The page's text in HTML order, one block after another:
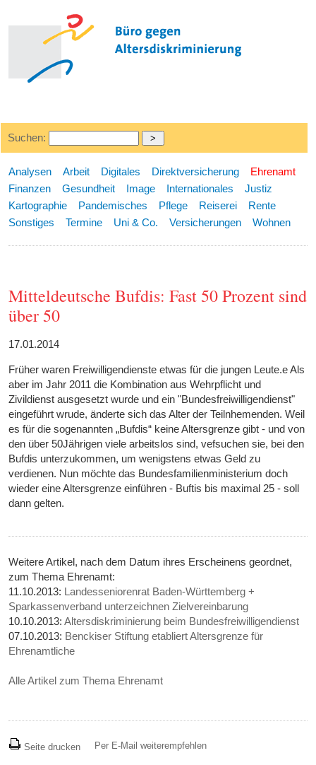
Suchen:
Analysen Arbeit Digitales Direktversicherung
Ehrenamt
Finanzen
Gesundheit Image Internationales
Justiz
Kartographie
Pandemisches Pflege Reiserei
Rente
Sonstiges
Termine Uni & Co. Versicherungen Wohnen
Mitteldeutsche Bufdis: Fast 50 Prozent sind
über 50
17.01.2014
Früher waren Freiwilligendienste etwas für die jungen Leute.e Als
aber im Jahr 2011 die Kombination aus Wehrpflicht und
Zivildienst ausgesetzt wurde und ein "Bundesfreiwilligendienst"
eingeführt wrude, änderte sich das Alter der Teilnhemenden. Weil
es für die sogenannten „Bufdis“ keine Altersgrenze gibt - und von
den über 50Jährigen viele arbeitslos sind, vefsuchen sie, bei den
Bufdis unterzukommen, um wenigstens etwas Geld zu
verdienen. Nun möchte das Bundesfamilienministerium doch
wieder eine Altersgrenze einführen - Buftis bis maximal 25 - soll
dann gelten.
Weitere Artikel, nach dem Datum ihres Erscheinens geordnet,
zum Thema Ehrenamt:
11.10.2013: Landesseniorenrat Baden-Württemberg +
Sparkassenverband unterzeichnen Zielvereinbarung
10.10.2013:Altersdiskriminierung beim Bundesfreiwilligendienst
07.10.2013: Benckiser Stiftung etabliert Altersgrenze für
Ehrenamtliche
Alle Artikel zum Thema Ehrenamt
Seite drucken Per E-Mail weiterempfehlen